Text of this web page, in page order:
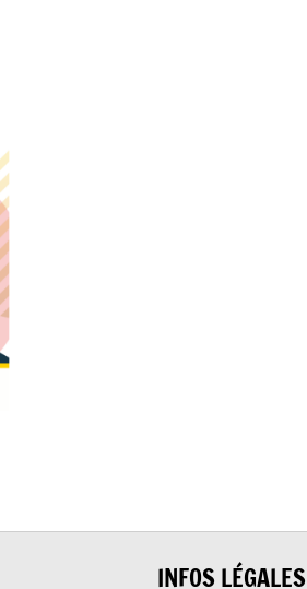
INFOS LÉGALES